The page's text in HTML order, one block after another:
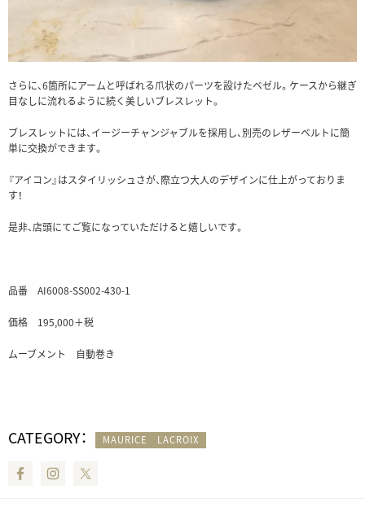
さらに、6箇所にアームと呼ばれる爪状のパーツを設けたベゼル。ケースから継ぎ
目なしに流れるように続く美しいブレスレット。
ブレスレットには、イージーチャンジャブルを採用し、別売のレザーベルトに簡
単に交換ができます。
『アイコン』はスタイリッシュさが、際立つ大人のデザインに仕上がっておりま
す！
是非、店頭にてご覧になっていただけると嬉しいです。
品番 AI6008-SS002-430-1
価格 195,000＋税
ムーブメント 自動巻き
CATEGORY： MAURICE LACROIX
FacebookInstagram